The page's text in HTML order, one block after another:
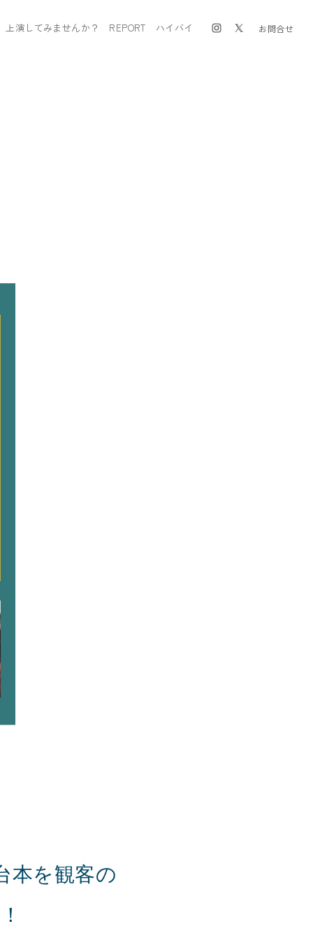
上演してみませんか？ REPORT ハイバイ お問合せ
本を観客の